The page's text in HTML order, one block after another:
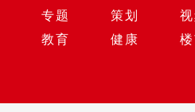
专题 策划
教育 健康